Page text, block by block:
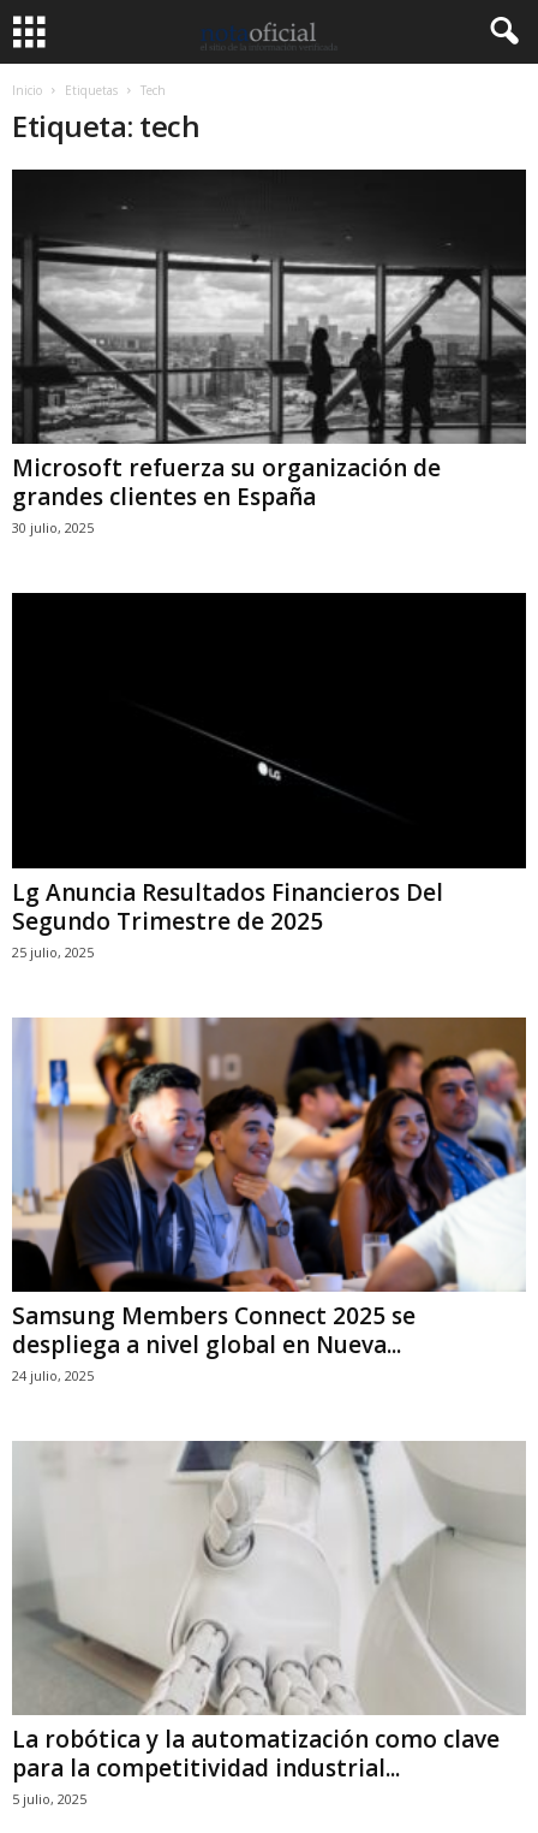
Inicio Etiquetas Tech
Etiqueta: tech
Microsoft refuerza su organización de
grandes clientes en España
30 julio, 2025
Lg Anuncia Resultados Financieros Del
Segundo Trimestre de 2025
25 julio, 2025
Samsung Members Connect 2025 se
despliega a nivel global en Nueva...
24 julio, 2025
La robótica y la automatización como clave
para la competitividad industrial...
5 julio, 2025